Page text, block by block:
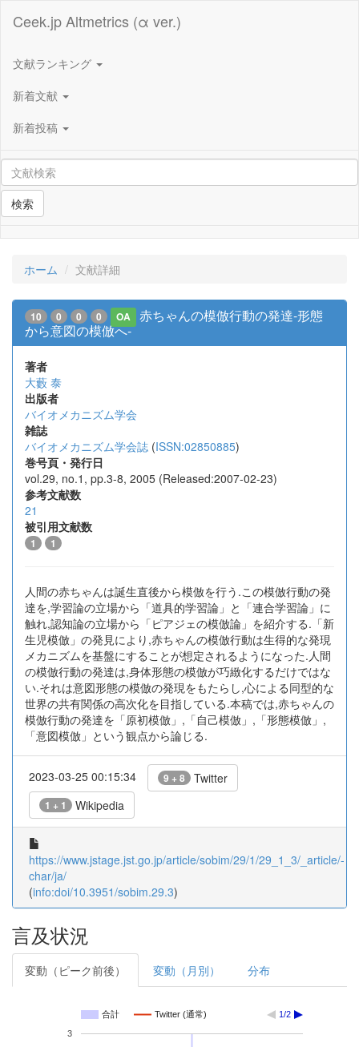
Ceek.jp Altmetrics (α ver.)
文献ランキング
新着文献
新着投稿
検索
ホーム 文献詳細
10 0 0 0 OA
赤ちゃんの模倣行動の発達-形態
から意図の模倣へ-
著者
大藪 泰
出版者
バイオメカニズム学会
雑誌
バイオメカニズム学会誌 (ISSN:02850885)
巻号頁・発行日
vol.29, no.1, pp.3-8, 2005 (Released:2007-02-23)
参考文献数
21
被引用文献数
1 1
人間の赤ちゃんは誕生直後から模倣を行う.この模倣行動の発
達を,学習論の立場から「道具的学習論」と「連合学習論」に
触れ,認知論の立場から「ピアジェの模倣論」を紹介する.「新
生児模倣」の発見により,赤ちゃんの模倣行動は生得的な発現
メカニズムを基盤にすることが想定されるようになった.人間
の模倣行動の発達は,身体形態の模倣が巧緻化するだけではな
い.それは意図形態の模倣の発現をもたらし,心による同型的な
世界の共有関係の高次化を目指している.本稿では,赤ちゃんの
模倣行動の発達を「原初模倣」,「自己模倣」,「形態模倣」,
「意図模倣」という観点から論じる.
2023-03-25 00:15:34 9 + 8 Twitter
1 + 1 Wikipedia
https://www.jstage.jst.go.jp/article/sobim/29/1/29_1_3/_article/-
char/ja/
(info:doi/10.3951/sobim.29.3)
言及状況
変動（ピーク前後） 変動（月別） 分布
合計 Twitter (通常) 1/2
3